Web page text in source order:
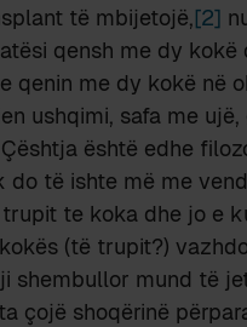
të mbijetojë,[2]
qensh me dy
qenin me dy kokë në
ushqimi, safa me
është edhe
do të ishte më me
te koka dhe jo e
(të trupit?)
shembullor mund të
çojë shoqërinë